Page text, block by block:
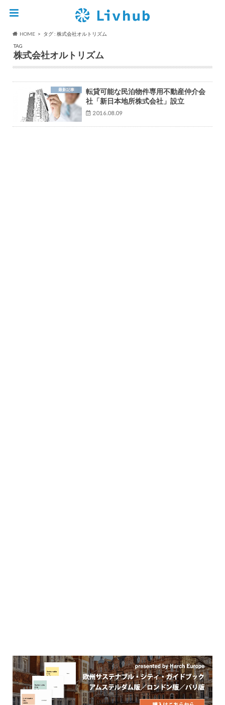
HOME
タグ : 株式会社オルトリズム
TAG
株式会社オルトリズム
最新記事
転貸可能な民泊物件専用不動産仲介会
社「新日本地所株式会社」設立
2016.08.09